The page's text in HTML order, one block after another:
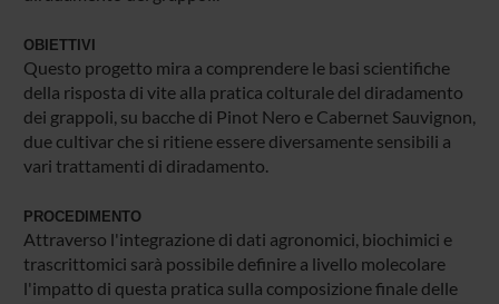
OBIETTIVI
Questo progetto mira a comprendere le basi scientifiche
della risposta di vite alla pratica colturale del diradamento
dei grappoli, su bacche di Pinot Nero e Cabernet Sauvignon,
due cultivar che si ritiene essere diversamente sensibili a
vari trattamenti di diradamento.
PROCEDIMENTO
Attraverso l'integrazione di dati agronomici, biochimici e
trascrittomici sarà possibile definire a livello molecolare
l'impatto di questa pratica sulla composizione finale delle